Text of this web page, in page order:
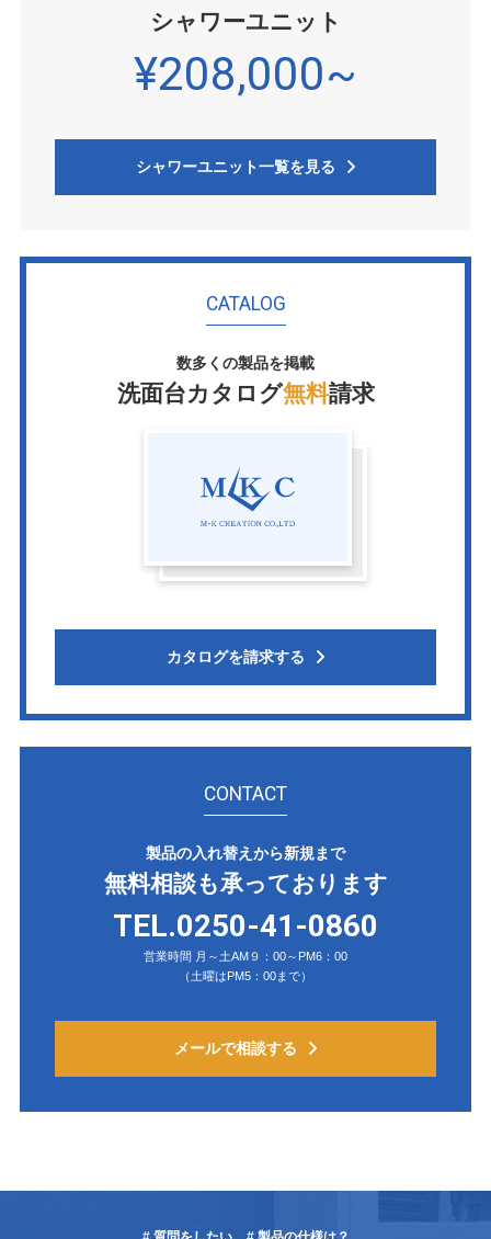
シャワーユニット
¥208,000~
シャワーユニット一覧を見る
CATALOG
数多くの製品を掲載
洗面台カタログ無料請求
カタログを請求する
CONTACT
製品の入れ替えから新規まで
無料相談も承っております
TEL.0250-41-0860
営業時間 月～土AM９：00～PM6：00
（土曜はPM5：00まで）
メールで相談する